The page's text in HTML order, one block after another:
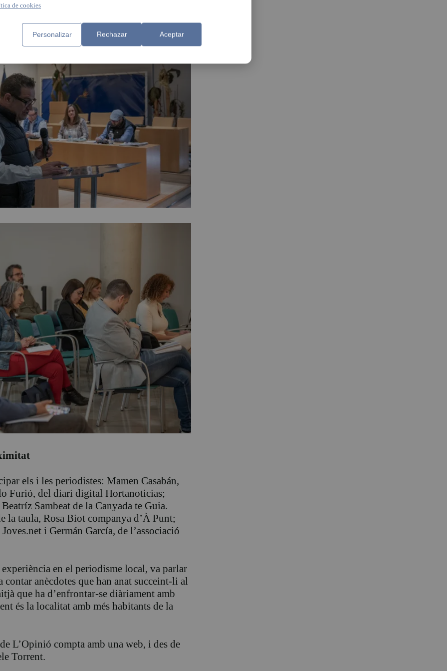
els i les periodistes: Mamen Casabán,
Furió, del diari digital Hortanoticias;
Sambeat de la Canyada te Guia.
la taula, Rosa Biot companya d’À Punt;
i Germán García, de l’associació
en el periodisme local, va parlar
anècdotes que han anat succeint-li al
que ha d’enfrontar-se diàriament amb
és la localitat amb més habitants de la
L’Opinió compta amb una web, i des de
Torrent.
de cookies
Personalizar Rechazar Aceptar